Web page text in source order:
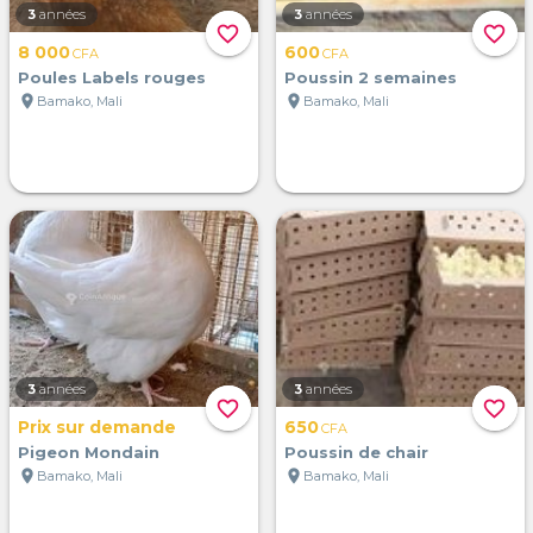
favorite_border
3 années
8 000CFA
Poules Labels rouges
location_on Bamako, Mali
favorite_border
3 années
600CFA
Poussin 2 semaines
location_on Bamako, Mali
favorite_border
3 années
Prix sur demande
Pigeon Mondain
location_on Bamako, Mali
favorite_border
3 années
650CFA
Poussin de chair
location_on Bamako, Mali